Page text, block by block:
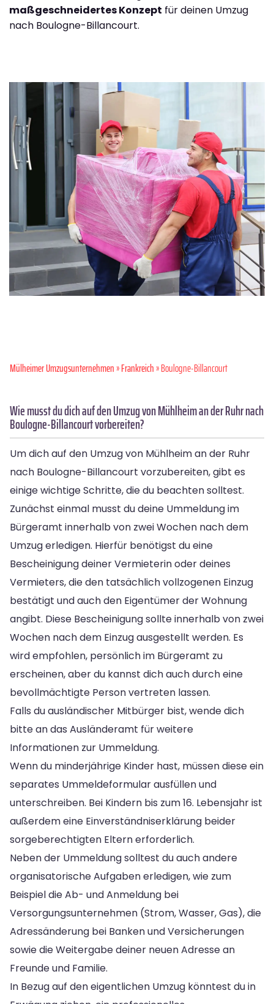
maßgeschneidertes Konzept für deinen Umzug
nach Boulogne-Billancourt.
Mülheimer Umzugsunternehmen»Frankreich» Boulogne-Billancourt
Wie musst du dich auf den Umzug von Mühlheim an der Ruhr nach
Boulogne-Billancourt vorbereiten?
Um dich auf den Umzug von Mühlheim an der Ruhr
nach Boulogne-Billancourt vorzubereiten, gibt es
einige wichtige Schritte, die du beachten solltest.
Zunächst einmal musst du deine Ummeldung im
Bürgeramt innerhalb von zwei Wochen nach dem
Umzug erledigen. Hierfür benötigst du eine
Bescheinigung deiner Vermieterin oder deines
Vermieters, die den tatsächlich vollzogenen Einzug
bestätigt und auch den Eigentümer der Wohnung
angibt. Diese Bescheinigung sollte innerhalb von zwei
Wochen nach dem Einzug ausgestellt werden. Es
wird empfohlen, persönlich im Bürgeramt zu
erscheinen, aber du kannst dich auch durch eine
bevollmächtigte Person vertreten lassen.
Falls du ausländischer Mitbürger bist, wende dich
bitte an das Ausländeramt für weitere
Informationen zur Ummeldung.
Wenn du minderjährige Kinder hast, müssen diese ein
separates Ummeldeformular ausfüllen und
unterschreiben. Bei Kindern bis zum 16. Lebensjahr ist
außerdem eine Einverständniserklärung beider
sorgeberechtigten Eltern erforderlich.
Neben der Ummeldung solltest du auch andere
organisatorische Aufgaben erledigen, wie zum
Beispiel die Ab- und Anmeldung bei
Versorgungsunternehmen (Strom, Wasser, Gas), die
Adressänderung bei Banken und Versicherungen
sowie die Weitergabe deiner neuen Adresse an
Freunde und Familie.
In Bezug auf den eigentlichen Umzug könntest du in